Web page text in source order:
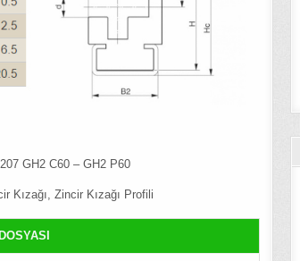
GH2 C60 – GH2 P60
Kızağı, Zincir Kızağı Profili